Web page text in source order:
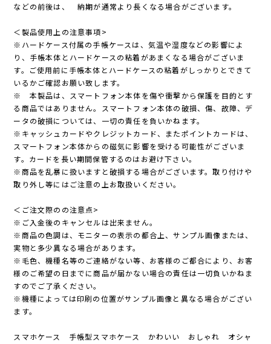
などの前後は、 納期が通常より長くなる場合がございます。
＜製品使用上の注意事項>
※ハードケース付属の手帳ケースは、気温や湿度などの影響によ
り、手帳本体とハードケースの粘着があまくなる場合がございま
す。ご使用前に手帳本体とハードケースの粘着がしっかりとできて
いるかご確認お願い致します。
※ 本製品は、スマートフォン本体を傷や衝撃から保護を目的とす
る商品ではありません。スマートフォン本体の破損、傷、故障、デ
ータの破損については、一切の責任を負いかねます。
※キャッシュカードやクレジットカード、またポイントカードは、
スマートフォン本体からの磁気に影響を受ける可能性がございま
す。カードを長い期間保管するのはお避け下さい。
※商品を乱暴に扱いますと破損する場合がございます。取り付けや
取り外し等にはご注意の上お取扱いください。
＜ご注文際のの注意点>
※ご入金後のキャンセルは出来ません。
※商品の色調は、モニターの表示の都合上、サンプル画像または、
実物と多少異なる場合があります。
※毛色、機種名等のご連絡がない等、お客様のご都合により、お客
様のご希望の日までに商品が届かない場合の責任は一切負いかねま
すのでご了承ください。
※機種によっては印刷の位置がサンプル画像と異なる場合がござい
ます。
スマホケース 手帳型スマホケース かわいい おしゃれ オシャ